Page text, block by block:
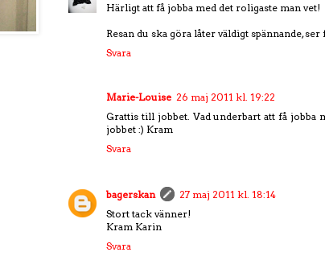
Härligt att få jobba med det roligaste man vet!
Resan du ska göra låter väldigt spännande,
Svara
Marie-Louise 26 maj 2011 kl. 19:22
Grattis till jobbet. Vad underbart att få
jobbet :) Kram
Svara
bagerskan
27 maj 2011 kl. 18:14
Stort tack vänner!
Kram Karin
Svara